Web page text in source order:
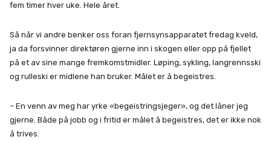
fem timer hver uke. Hele året.
Så når vi andre benker oss foran fjernsynsapparatet fredag kveld,
ja da forsvinner direktøren gjerne inn i skogen eller opp på fjellet
på et av sine mange fremkomstmidler. Løping, sykling, langrennsski
og rulleski er midlene han bruker. Målet er å begeistres.
– En venn av meg har yrke «begeistringsjeger», og det låner jeg
gjerne. Både på jobb og i fritid er målet å begeistres, det er ikke nok
å trives.